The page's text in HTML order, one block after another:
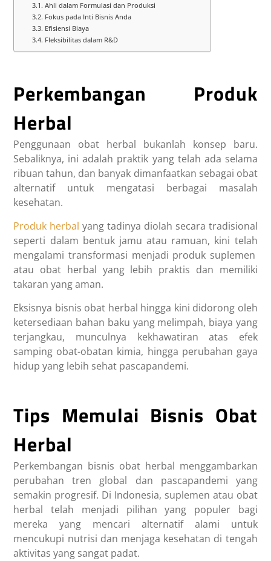
Ahli dalam Formulasi dan Produksi
Fokus pada Inti Bisnis Anda
Efisiensi Biaya
Fleksibilitas dalam R&D
Perkembangan Produk
Herbal
Penggunaan obat herbal bukanlah konsep baru.
Sebaliknya, ini adalah praktik yang telah ada selama
ribuan tahun, dan banyak dimanfaatkan sebagai obat
alternatif untuk mengatasi berbagai masalah
kesehatan.
Produk herbal yang tadinya diolah secara tradisional
seperti dalam bentuk jamu atau ramuan, kini telah
mengalami transformasi menjadi produk suplemen
atau obat herbal yang lebih praktis dan memiliki
takaran yang aman.
Eksisnya bisnis obat herbal hingga kini didorong oleh
ketersediaan bahan baku yang melimpah, biaya yang
terjangkau, munculnya kekhawatiran atas efek
samping obat-obatan kimia, hingga perubahan gaya
hidup yang lebih sehat pascapandemi.
Tips Memulai Bisnis Obat
Herbal
Perkembangan bisnis obat herbal menggambarkan
perubahan tren global dan pascapandemi yang
semakin progresif. Di Indonesia, suplemen atau obat
herbal telah menjadi pilihan yang populer bagi
mereka yang mencari alternatif alami untuk
mencukupi nutrisi dan menjaga kesehatan di tengah
aktivitas yang sangat padat.